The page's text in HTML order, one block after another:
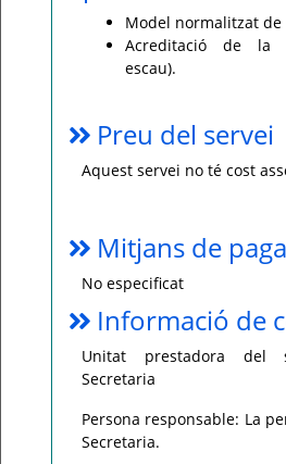
Model normalitzat de
Acreditació de la
escau).
Preu del servei
Aquest servei no té cost
Mitjans de
No especificat
Informació de
Unitat prestadora del
Secretaria
Persona responsable: La
Secretaria.